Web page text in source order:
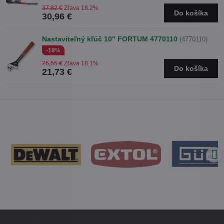
30,96 €
37,82 € Zľava 18.2%
Do košíka
Nastaviteľný kľúč 10" FORTUM 4770110 (4770110)
-18%
21,73 €
26,55 € Zľava 18.1%
Do košíka